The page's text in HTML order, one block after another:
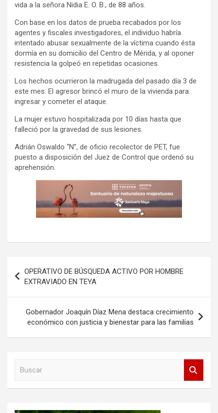
vida a la señora Nidia E. O. B., de 88 años.
Con base en los datos de prueba recabados por los
agentes y fiscales investigadores, el individuo habría
intentado abusar sexualmente de la víctima cuando ésta
dormía en su domicilio del Centro de Mérida, y al oponer
resistencia la golpeó en repetidas ocasiones.
Los hechos ocurrieron la madrugada del pasado día 3 de
este mes. El agresor brincó el muro de la vivienda para
ingresar y cometer el ataque.
La mujer estuvo hospitalizada por 10 días hasta que
falleció por la gravedad de sus lesiones.
Adrián Oswaldo “N”, de oficio recolector de PET, fue
puesto a disposición del Juez de Control que ordenó su
aprehensión.
de
entradas
OPERATIVO DE BÚSQUEDA ACTIVO POR HOMBRE
EXTRAVIADO EN TEYA
Gobernador Joaquín Díaz Mena destaca crecimiento
económico con justicia y bienestar para las familias